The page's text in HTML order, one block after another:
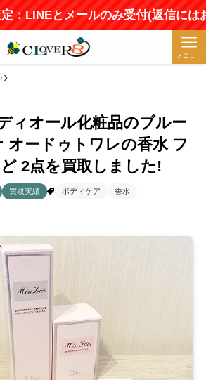
LINEとメールのみ受付(返信にはお
メニュー
ィオール化粧品のブルー
オードゥトワレの香水 フ
2点を買取しました!
買取実績 ボディケア 香水